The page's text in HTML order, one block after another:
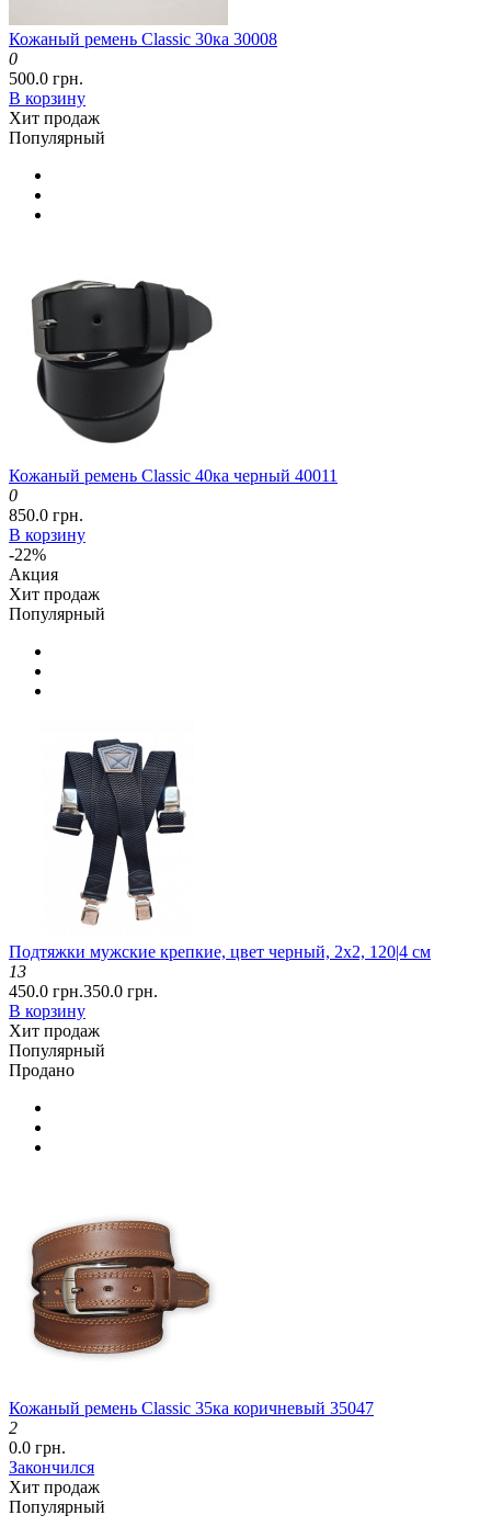
Кожаный ремень Classic 30ка 30008
0
500.0 грн.
В корзину
Хит продаж
Популярный
Кожаный ремень Classic 40ка черный 40011
0
850.0 грн.
В корзину
-22%
Акция
Хит продаж
Популярный
Подтяжки мужские крепкие, цвет черный, 2x2, 120|4 см
13
450.0 грн.350.0 грн.
В корзину
Хит продаж
Популярный
Продано
Кожаный ремень Classic 35ка коричневый 35047
2
0.0 грн.
Закончился
Хит продаж
Популярный